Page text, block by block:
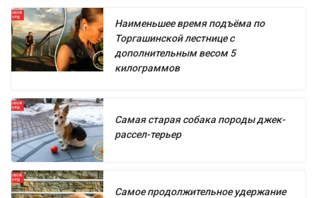
Наименьшее время подъёма по
Торгашинской лестнице с
дополнительным весом 5
килограммов
Самая старая собака породы джек-
рассел-терьер
Самое продолжительное удержание